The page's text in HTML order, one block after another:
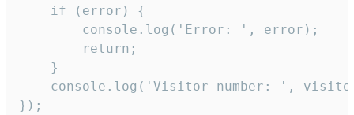
    if (error) {
        console.log('Error: ', error);
        return;
    }
console.log('Visitor number: ',
});